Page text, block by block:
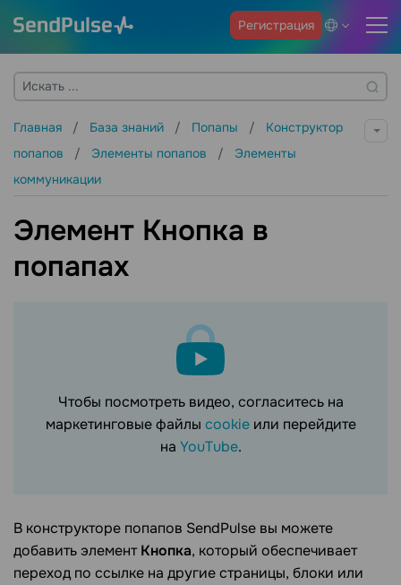
Регистрация
Главная База знаний Попапы
Конструктор
попапов
Элементы попапов
Элементы
коммуникации
Элемент Кнопка в
попапах
Чтобы посмотреть видео, согласитесь на
маркетинговые файлы cookie или перейдите
на YouTube.
В конструкторе попапов SendPulse вы можете
добавить элементКнопка, который обеспечивает
переход по ссылке на другие страницы, блоки или